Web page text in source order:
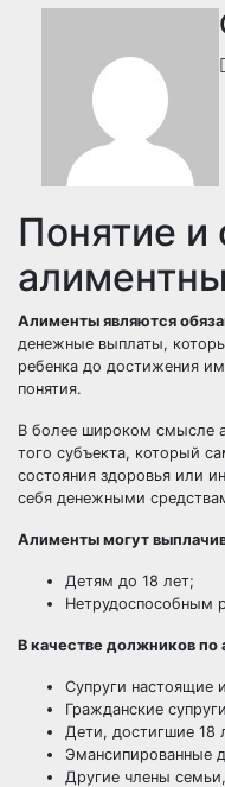
Понятие и
Алименты являются
денежные выплаты,
ребенка до достижения им
понятия.
В более широком смысле
того субъекта, который
состояния здоровья или
себя денежными
Алименты могут
Детям до 18 лет;
Нетрудоспособным
В качестве должников по
Супруги настоящие
Гражданские
Дети, достигшие 18
Эмансипированные
Другие члены